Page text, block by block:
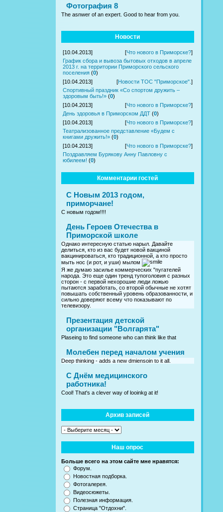
Фотография 8
The asnwer of an expert. Good to hear from you.
Новости
[10.04.2013] [Что нового в Приморске?]
График сбора и вывоза бытовых отходов в апреле
2013 г. на территории Приморского сельского
поселения (0)
[10.04.2013]
[Новости ТОС "Приморское". ]
Спортивный праздник «Со спортом дружить –
здоровым быть!» (0)
[10.04.2013]
[Что нового в Приморске?]
День здоровья в Приморском ДДТ (0)
[10.04.2013]
[Что нового в Приморске?]
Театрализованное представление «Будем с
книгами дружить!» (0)
[10.04.2013]
[Что нового в Приморске?]
Поздравляем Бурякову Анну Павловну с
юбилеем! (0)
Комментарии гостей
С Новым 2013 годом,
приморчане!
С новым годом!!!!
День Героев Отечества в
Приморской школе
Однако интересную статью нарыл. Давайте
делиться, кто из вас будет новой вакциной
вакцинироваться, кто традиционной, а кто просто
мыть нос (и рот, и уши) мылом
Я же думаю засилье коммерческих "пугателей
народа. Это еще один тренд тупоголовия с разных
сторон - с первой нехорошие люди ложью
пытаются заработать, со второй обычные не хотят
повышать собственный уровень образованности, и
сильно доверяют всему что показывают по
телевизору.
Презентация детской
организации "Волгарята"
Plaseing to find someone who can think like that
Молебен перед началом учения
Deep thinking - adds a new dmiensoin to it all.
C Днём медицинского
работника!
Cool! That's a clever way of looinkg at it!
Архив записей
Наш опрос
Больше всего на этом сайте мне нравятся:
Форум.
Новостная подборка.
Фотогалерея.
Видеосюжеты.
Полезная информация.
Страница "Отдохни".